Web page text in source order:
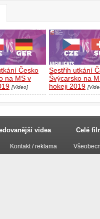
Česko
na MS v
[Video]
Sestřih utkání
Švýcarsko na
hokeji 2019
videa Celé
Kontakt / reklama